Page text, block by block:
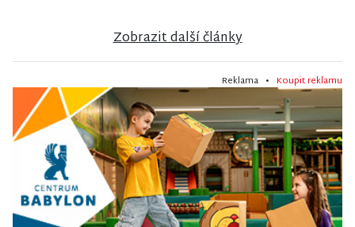
Zobrazit další články
Reklama • Koupit reklamu